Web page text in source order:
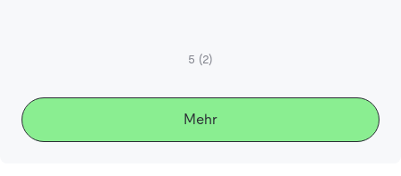
5 (2)
Mehr